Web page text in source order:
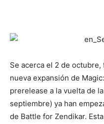
Se acerca el 2 de
nueva expansión de
prerelease a la vuelta de
septiembre) ya han
de Battle for Zendikar.